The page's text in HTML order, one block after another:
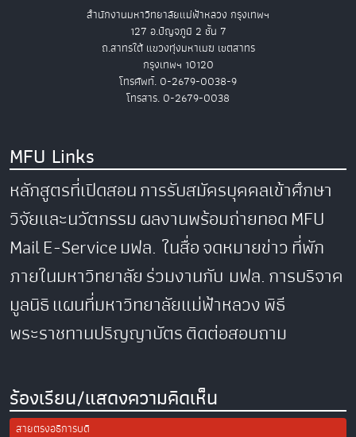
สำนักงานมหาวิทยาลัยแม่ฟ้าหลวง กรุงเทพฯ
127 อ.ปัญจภูมิ 2 ชั้น 7
ถ.สาทรใต้ แขวงทุ่งมหาเมฆ เขตสาทร
กรุงเทพฯ 10120
โทรศัพท์. 0-2679-0038-9
โทรสาร. 0-2679-0038
MFU Links
หลักสูตรที่เปิดสอนการรับสมัครบุคคลเข้าศึกษา
วิจัยและนวัตกรรมผลงานพร้อมถ่ายทอดMFU
MailE-Serviceมฟล. ในสื่อจดหมายข่าวที่พัก
ภายในมหาวิทยาลัยร่วมงานกับ มฟล.การบริจาค
มูลนิธิแผนที่มหาวิทยาลัยแม่ฟ้าหลวงพิธี
พระราชทานปริญญาบัตรติดต่อสอบถาม
ร้องเรียน/แสดงความคิดเห็น
สายตรงอธิการบดี